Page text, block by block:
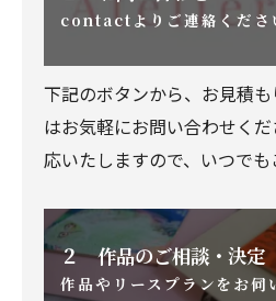
contactよりご連絡くださ
下記のボタンから、お見積
はお気軽にお問い合わせく
応いたしますので、いつでも
２ 作品のご相談・決定
作品やリースプランをお伺